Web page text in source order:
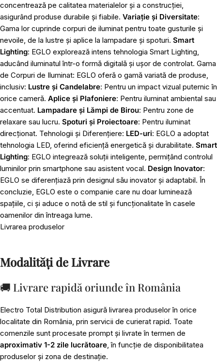
concentrează pe calitatea materialelor și a construcției,
asigurând produse durabile și fiabile. Variație și Diversitate:
Gama lor cuprinde corpuri de iluminat pentru toate gusturile și
nevoile, de la lustre și aplice la lampadare și spoturi. Smart
Lighting: EGLO explorează intens tehnologia Smart Lighting,
aducând iluminatul într-o formă digitală și ușor de controlat. Gama
de Corpuri de Iluminat: EGLO oferă o gamă variată de produse,
inclusiv: Lustre și Candelabre: Pentru un impact vizual puternic în
orice cameră. Aplice și Plafoniere: Pentru iluminat ambiental sau
accentuat. Lampadare și Lămpi de Birou: Pentru zone de
relaxare sau lucru. Spoturi și Proiectoare: Pentru iluminat
direcționat. Tehnologii și Diferențiere: LED-uri: EGLO a adoptat
tehnologia LED, oferind eficiență energetică și durabilitate. Smart
Lighting: EGLO integrează soluții inteligente, permițând controlul
luminilor prin smartphone sau asistent vocal. Design Inovator:
EGLO se diferențiază prin designul său inovator și adaptabil. În
concluzie, EGLO este o companie care nu doar luminează
spațiile, ci și aduce o notă de stil și funcționalitate în casele
oamenilor din întreaga lume.
Livrarea produselor
Modalități de Livrare
🚚 Livrare rapidă oriunde în România
Electro Total Distribution asigură livrarea produselor în orice
localitate din România, prin servicii de curierat rapid. Toate
comenzile sunt procesate prompt și livrate în termen de
aproximativ 1-2 zile lucrătoare, în funcție de disponibilitatea
produselor și zona de destinație.